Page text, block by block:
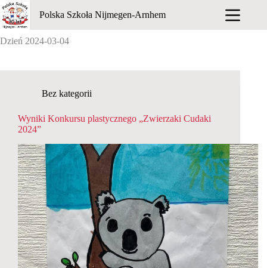
Przejdź
do
treści
Polska Szkoła Nijmegen-Arnhem
Dzień 2024-03-04
Bez kategorii
Wyniki Konkursu plastycznego „Zwierzaki Cudaki
2024”